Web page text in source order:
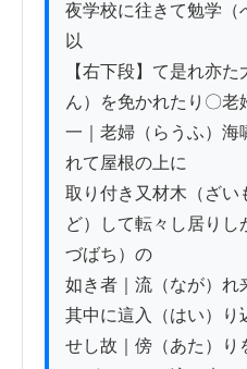
夜学校に往きて勉学（
以
【右下段】て是れ亦
ん）を免かれたり〇
一｜老婦（らうふ）海
れて屋根の上に
取り付き又材木（ざい
ど）して転々し居りし
づばち）の
如き者｜流（なが）れ
其中に這入（はい）り
せし故｜傍（あた）り